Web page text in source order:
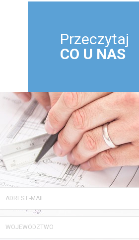
Przeczytaj
CO U NAS